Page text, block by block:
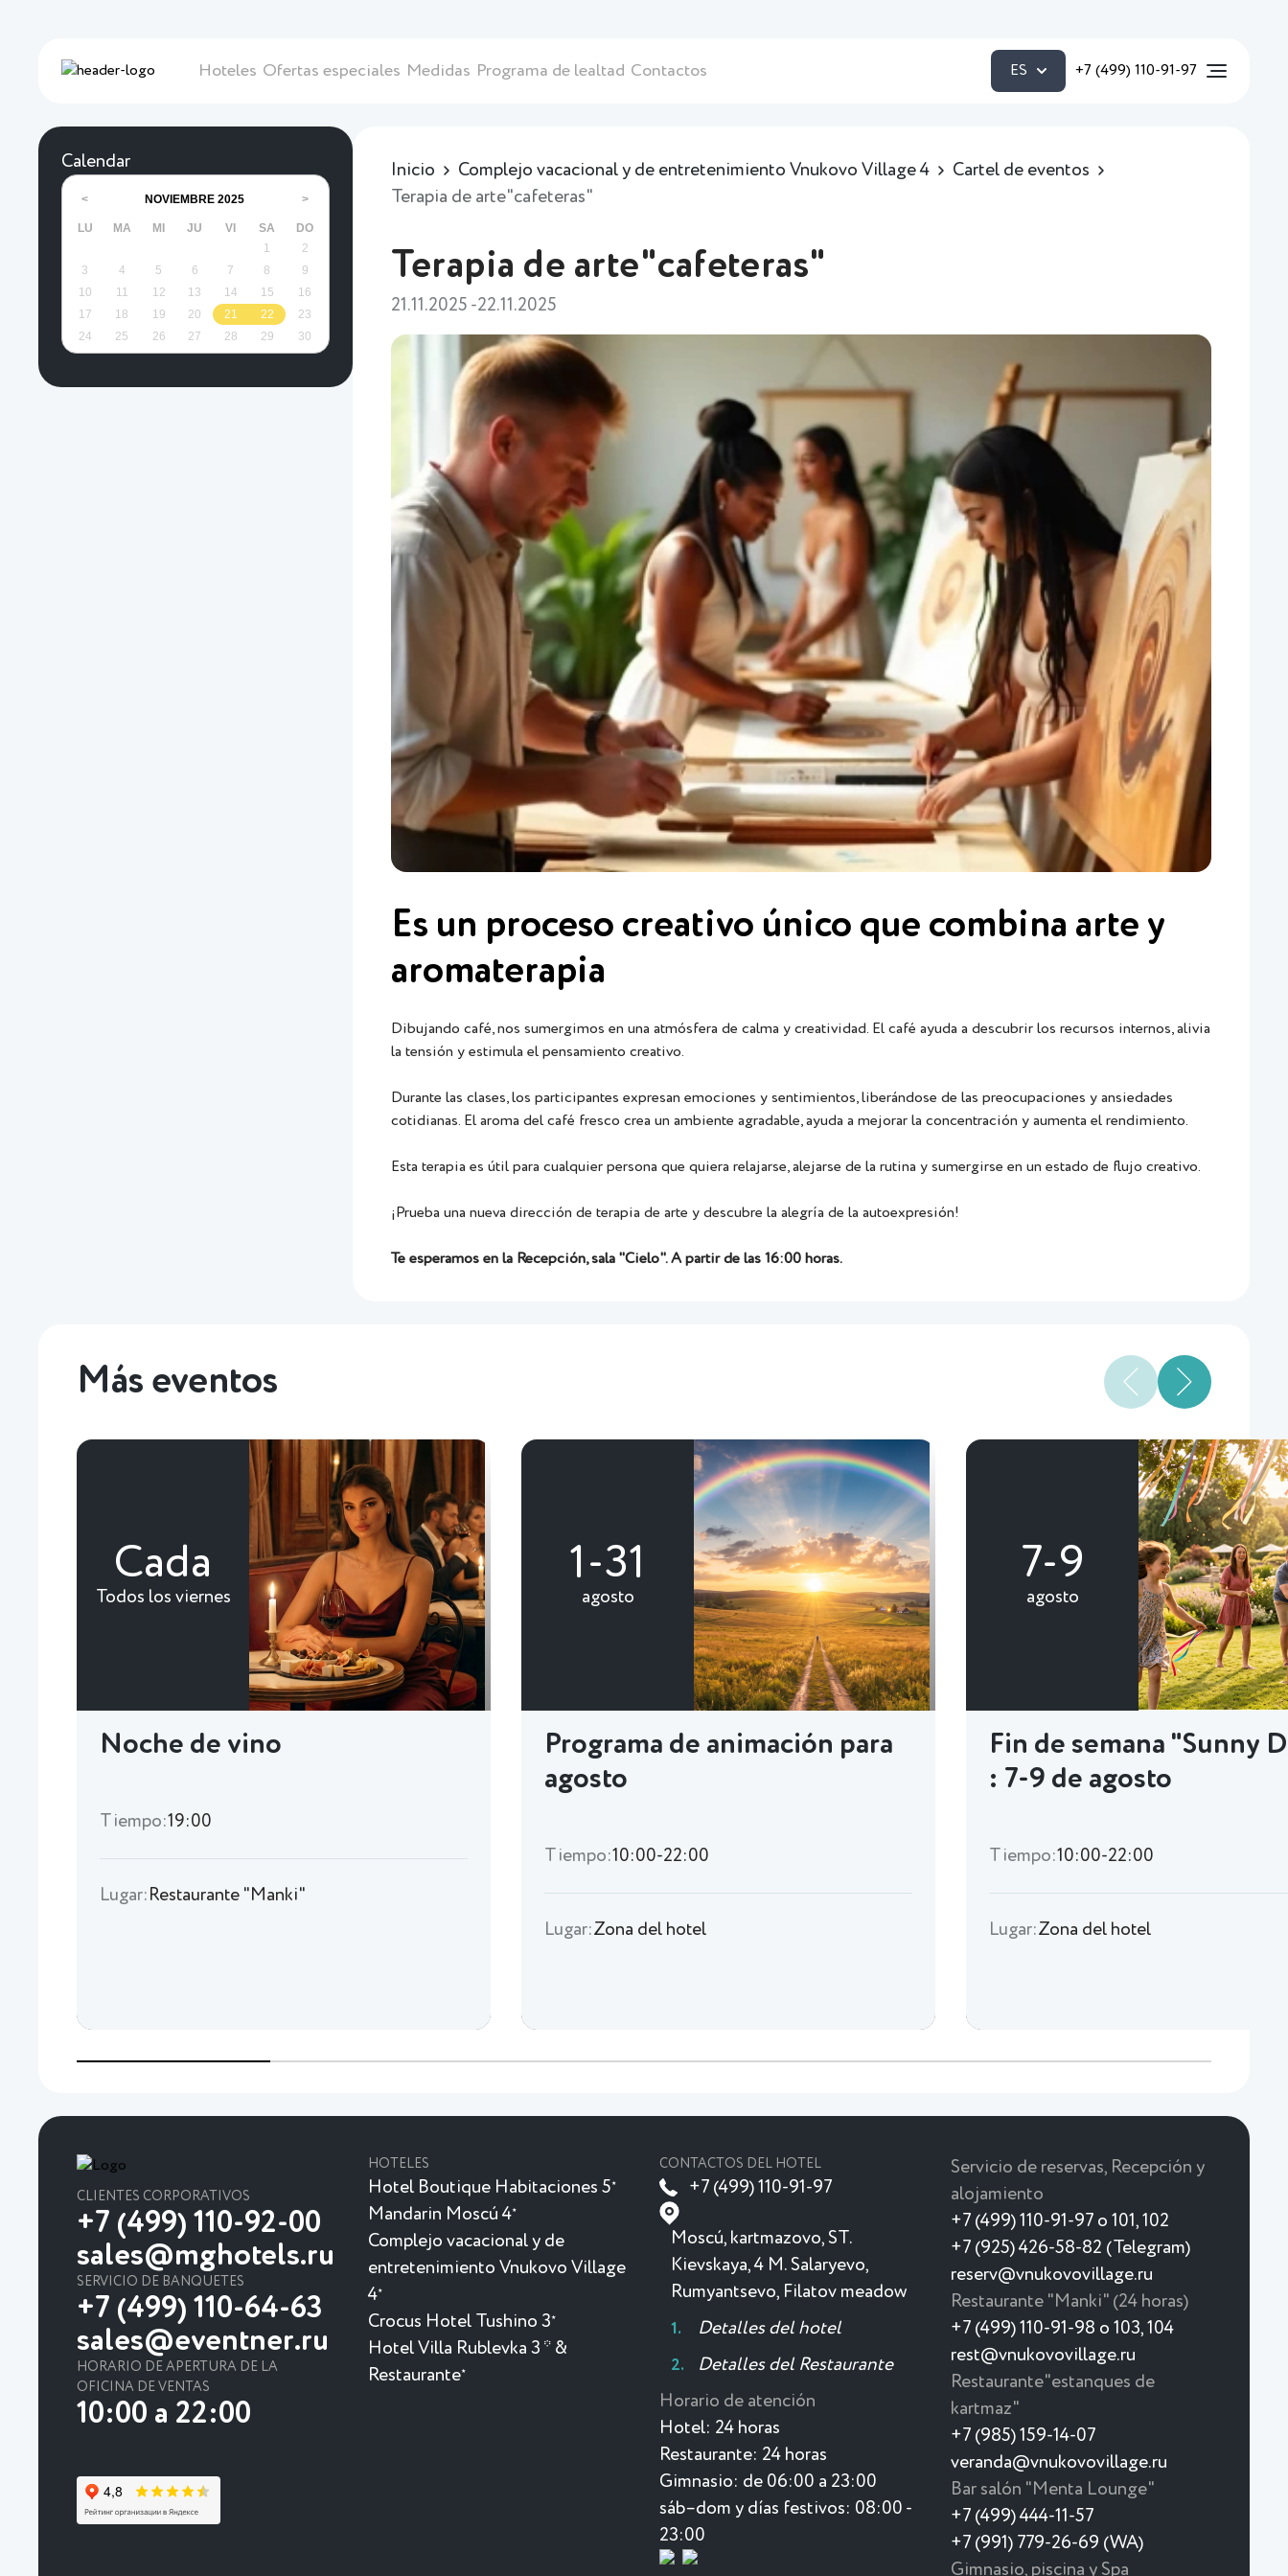
Hoteles Ofertas especiales Medidas Programa de lealtad Contactos ES +7 (499) 110-91-97
Calendar
< NOVIEMBRE 2025 >
LU MA MI JU VI SA
DO
1
2
3
4 5 6 7 8
9
10
11 12 13 14 15
16
17
18 19 20 21 22
23
24
25 26 27 28 29 30
Inicio Complejo vacacional y de entretenimiento Vnukovo Village 4
Cartel de eventos
Terapia de arte"cafeteras"
Terapia de arte"cafeteras"
21.11.2025 -22.11.2025
Es un proceso creativo único que combina arte y
aromaterapia
Dibujando café, nos sumergimos en una atmósfera de calma y creatividad. El café ayuda a descubrir los recursos internos, alivia
la tensión y estimula el pensamiento creativo.
Durante las clases, los participantes expresan emociones y sentimientos, liberándose de las preocupaciones y ansiedades
cotidianas. El aroma del café fresco crea un ambiente agradable, ayuda a mejorar la concentración y aumenta el rendimiento.
Esta terapia es útil para cualquier persona que quiera relajarse, alejarse de la rutina y sumergirse en un estado de flujo creativo.
¡Prueba una nueva dirección de terapia de arte y descubre la alegría de la autoexpresión!
Te esperamos en la Recepción, sala "Cielo". A partir de las 16:00 horas.
Más eventos
Cada
Todos los viernes
Noche de vino
Tiempo:19:00
Lugar: Restaurante "Manki"
1-31
agosto
Programa de animación para
agosto
Tiempo:10:00-22:00
Lugar:Zona del hotel
7-9
agosto
Fin de semana "Sunny
: 7-9 de agosto
Tiempo:10:00-22:00
Lugar:Zona del hotel
CLIENTES CORPORATIVOS
+7 (499) 110-92-00
sales@mghotels.ru
SERVICIO DE BANQUETES
+7 (499) 110-64-63
sales@eventner.ru
HORARIO DE APERTURA DE LA
OFICINA DE VENTAS
10:00 a 22:00
HOTELES
Hotel Boutique Habitaciones 5★
Mandarin Moscú 4★
Complejo vacacional y de
entretenimiento Vnukovo Village
4★
Crocus Hotel Tushino 3★
Hotel Villa Rublevka 3 * &
Restaurante★
CONTACTOS DEL HOTEL
+7 (499) 110-91-97
Moscú, kartmazovo, ST.
Kievskaya, 4 M. Salaryevo,
Rumyantsevo, Filatov meadow
Detalles del hotel
Detalles del Restaurante
Horario de atención
Hotel: 24 horas
Restaurante: 24 horas
Gimnasio: de 06:00 a 23:00
sáb–dom y días festivos: 08:00 -
23:00
Servicio de reservas, Recepción y
alojamiento
+7 (499) 110-91-97 o 101, 102
+7 (925) 426-58-82 (Telegram)
reserv@vnukovovillage.ru
Restaurante "Manki" (24 horas)
+7 (499) 110-91-98 o 103, 104
rest@vnukovovillage.ru
Restaurante"estanques de
kartmaz"
+7 (985) 159-14-07
veranda@vnukovovillage.ru
Bar salón "Menta Lounge"
+7 (499) 444-11-57
+7 (991) 779-26-69 (WA)
Gimnasio, piscina y Spa